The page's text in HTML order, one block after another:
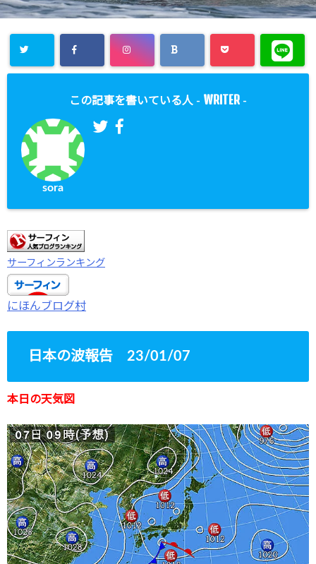
この記事を書いている人 - WRITER -
sora
サーフィンランキング
にほんブログ村
日本の波報告 23/01/07
本日の天気図